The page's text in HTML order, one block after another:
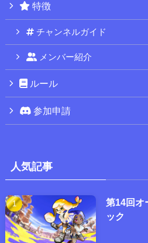
特徴
チャンネルガイド
メンバー紹介
ルール
参加申請
人気記事
第14回オ
ック